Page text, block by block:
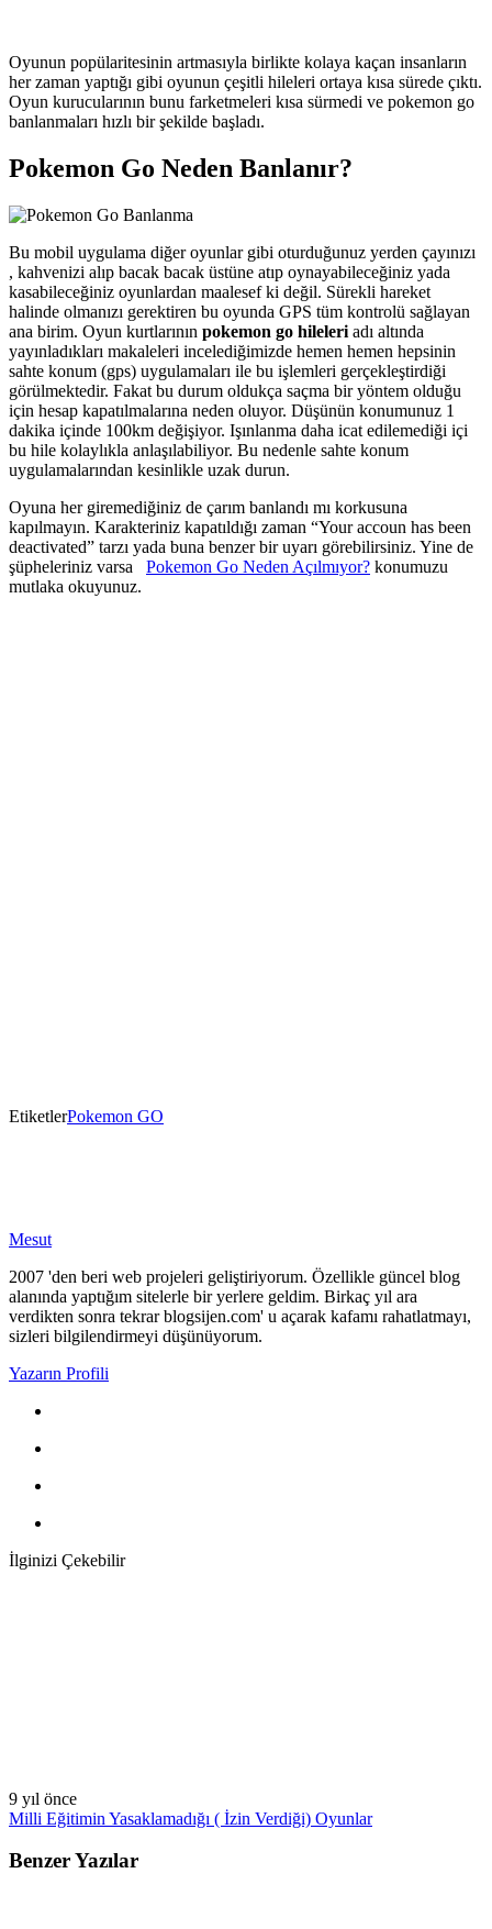
Oyunun popülaritesinin artmasıyla birlikte kolaya kaçan insanların
her zaman yaptığı gibi oyunun çeşitli hileleri ortaya kısa sürede çıktı.
Oyun kurucularının bunu farketmeleri kısa sürmedi ve pokemon go
banlanmaları hızlı bir şekilde başladı.
Pokemon Go Neden Banlanır?
Bu mobil uygulama diğer oyunlar gibi oturduğunuz yerden çayınızı
, kahvenizi alıp bacak bacak üstüne atıp oynayabileceğiniz yada
kasabileceğiniz oyunlardan maalesef ki değil. Sürekli hareket
halinde olmanızı gerektiren bu oyunda GPS tüm kontrolü sağlayan
ana birim. Oyun kurtlarının pokemon go hileleri adı altında
yayınladıkları makaleleri incelediğimizde hemen hemen hepsinin
sahte konum (gps) uygulamaları ile bu işlemleri gerçekleştirdiği
görülmektedir. Fakat bu durum oldukça saçma bir yöntem olduğu
için hesap kapatılmalarına neden oluyor. Düşünün konumunuz 1
dakika içinde 100km değişiyor. Işınlanma daha icat edilemediği içi
bu hile kolaylıkla anlaşılabiliyor. Bu nedenle sahte konum
uygulamalarından kesinlikle uzak durun.
Oyuna her giremediğiniz de çarım banlandı mı korkusuna
kapılmayın. Karakteriniz kapatıldığı zaman “Your accoun has been
deactivated” tarzı yada buna benzer bir uyarı görebilirsiniz. Yine de
şüpheleriniz varsa Pokemon Go Neden Açılmıyor? konumuzu
mutlaka okuyunuz.
EtiketlerPokemon GO
Mesut
2007 'den beri web projeleri geliştiriyorum. Özellikle güncel blog
alanında yaptığım sitelerle bir yerlere geldim. Birkaç yıl ara
verdikten sonra tekrar blogsijen.com' u açarak kafamı rahatlatmayı,
sizleri bilgilendirmeyi düşünüyorum.
Yazarın Profili
İlginizi Çekebilir
9 yıl önce
Milli Eğitimin Yasaklamadığı ( İzin Verdiği) Oyunlar
Benzer Yazılar